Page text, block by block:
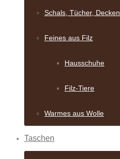
Schals, Tücher, Decken
Feines aus Filz
Hausschuhe
Filz-Tiere
Warmes aus Wolle
Taschen